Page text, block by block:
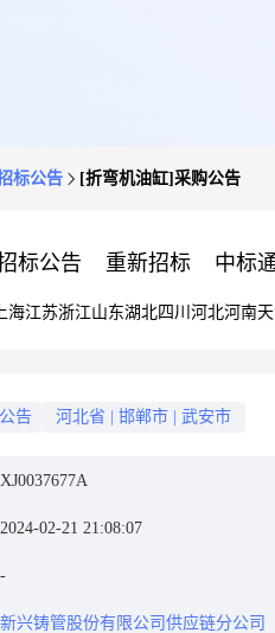
标公告 [折弯机油缸]采购公告
标公告 重新招标 中标
上海江苏浙江山东湖北四川 河北河南
告 河北省 邯郸市 武安市
XJ0037677A
2024-02-21 21:08:07
新兴铸管股份有限公司供应链分公司